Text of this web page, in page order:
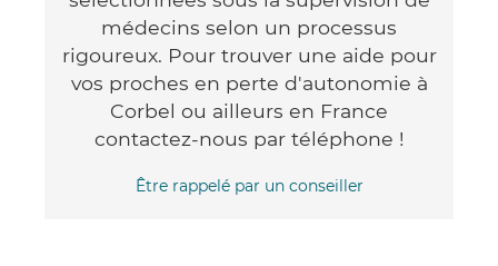
médecins selon un processus
rigoureux. Pour trouver une aide pour
vos proches en perte d'autonomie à
Corbel ou ailleurs en France
contactez-nous par téléphone !
Être rappelé par un conseiller